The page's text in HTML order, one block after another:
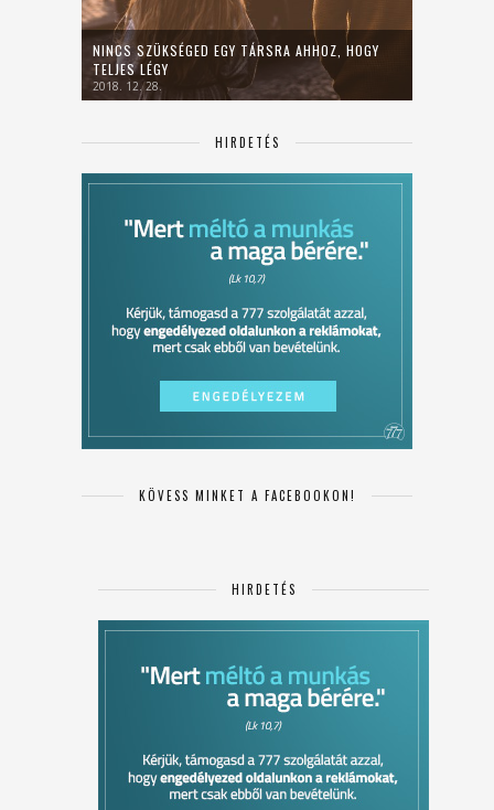
NINCS SZÜKSÉGED EGY TÁRSRA AHHOZ, HOGY
TELJES LÉGY
2018. 12. 28.
HIRDETÉS
KÖVESS MINKET A FACEBOOKON!
HIRDETÉS